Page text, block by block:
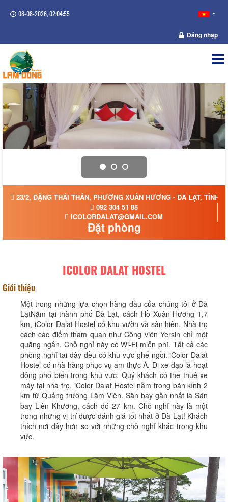
08-08-2026, 02:04:56
Đăng nhập
23/2, ĐẶNG THÁI THÂN, PHƯỜNG XUÂN HƯƠNG - ĐÀ LẠT, TỈNH
092 304 51 88
ICOLORDALAT@GMAIL.COM
Đặt phòng
ICOLOR DALAT HOSTEL
Giới thiệu
Một trong những lựa chọn hàng đầu của chúng tôi ở Đà
LạtNằm tại thành phố Đà Lạt, cách Hồ Xuân Hương 1,7
km, iColor Dalat Hostel có khu vườn và sân hiên. Nhà trọ
cách các điểm tham quan như Công viên Yersin chỉ một
quãng ngắn. Chỗ nghỉ này có Wi-Fi miễn phí. Tất cả các
phòng nghỉ tai đây đều có khu vực ghế ngồi. iColor Dalat
Hostel có nhà hàng phục vụ ẩm thực Á. Đi xe đạp là hoạt
động phổ biến trong khu vực. Quý khách có thể thuê xe
máy tại nhà trọ. iColor Dalat Hostel nằm trong bán kính 2
km từ Quảng trường Lâm Viên. Sân bay gần nhất là Sân
bay Liên Khương, cách đó 27 km. Chỗ nghỉ này là một
trong những vị trí được đánh giá tốt nhất ở Đà Lạt! Khách
thích nơi đây hơn so với những chỗ nghỉ khác trong khu
vực.